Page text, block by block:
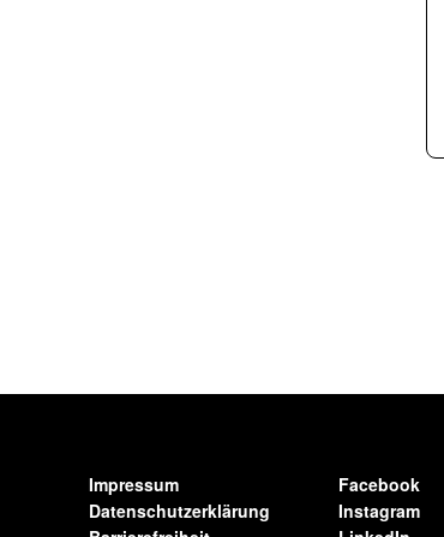
Impressum
Datenschutzerklärung
Facebook
Instagram